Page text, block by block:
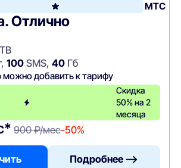
МТС
Отлично
100SMS, 40Гб
можно добавить к тарифу
Скидка
50% на 2
месяца
900 ₽/мес-50%
Подробнее —>